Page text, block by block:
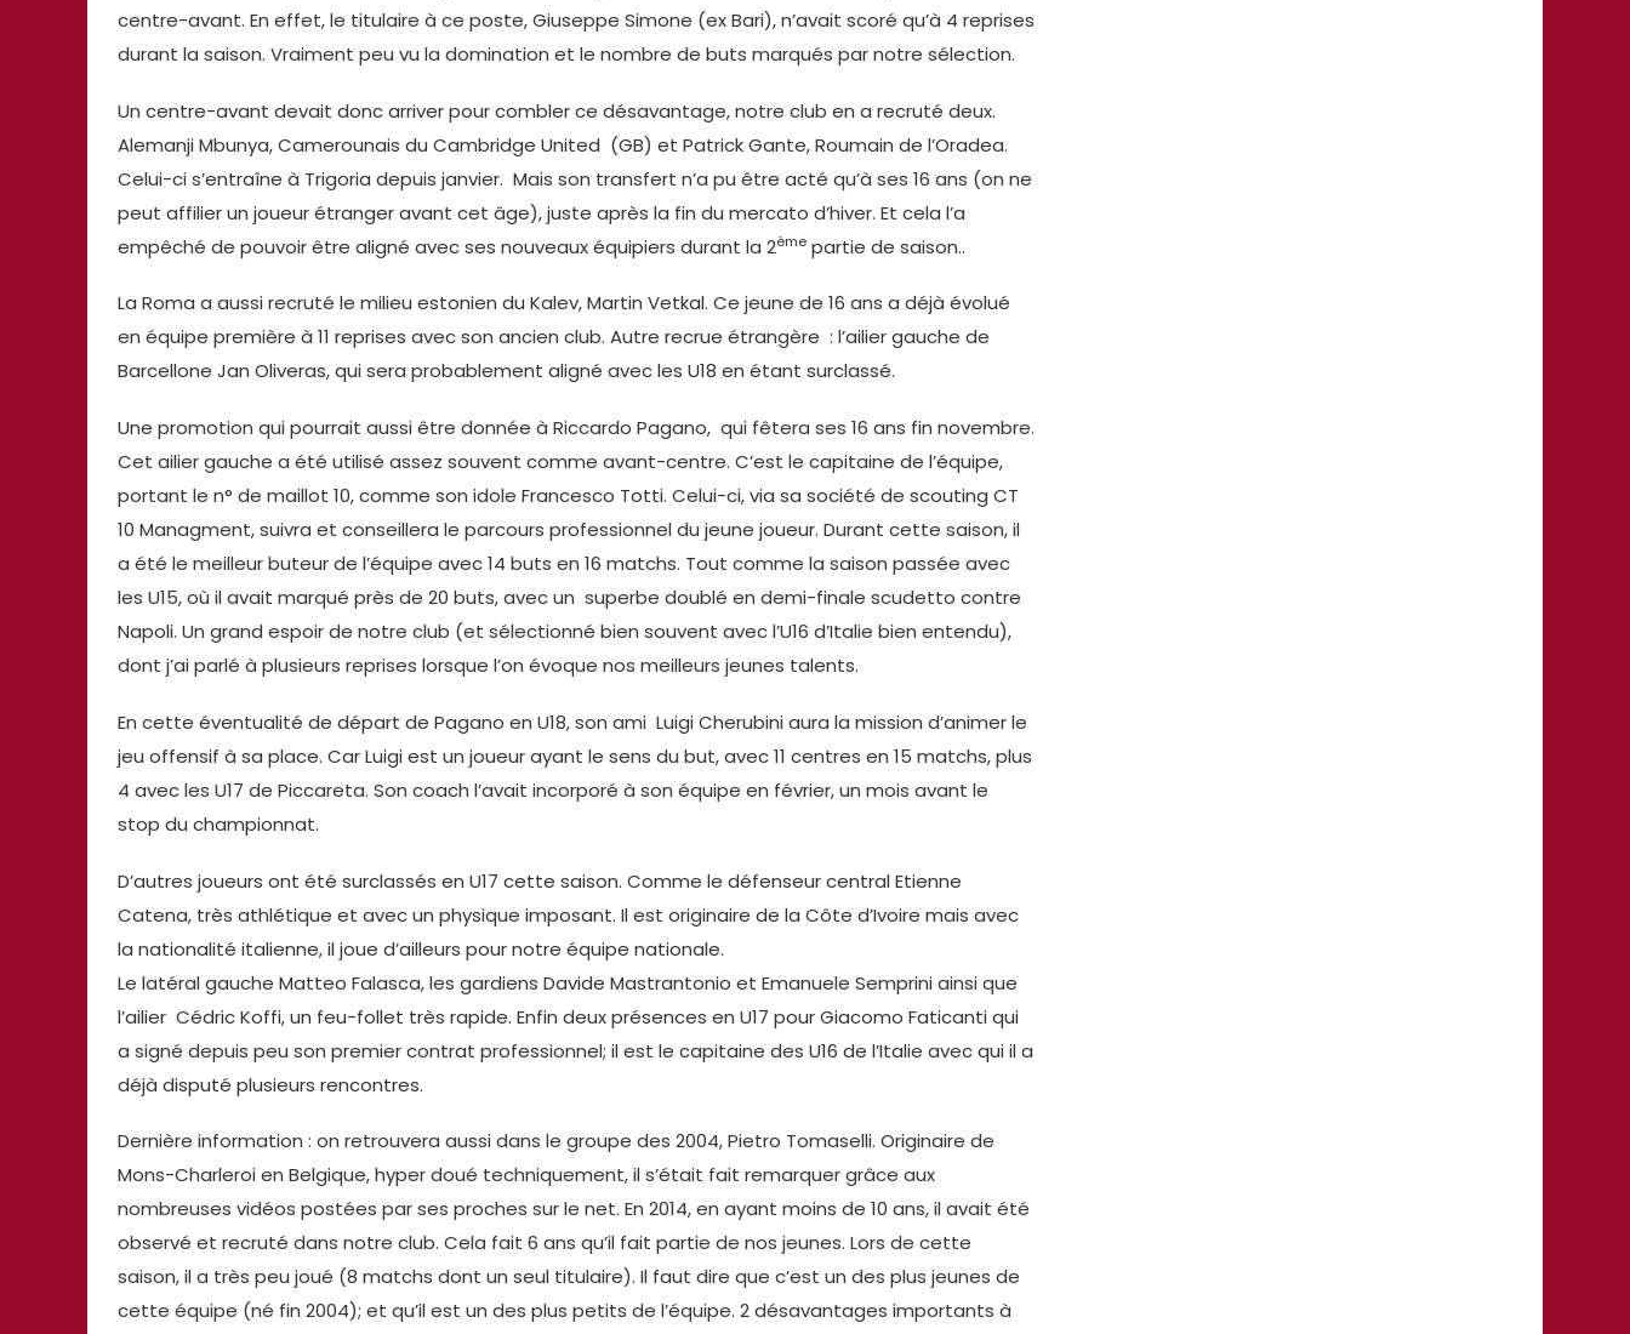
centre-avant. En effet, le titulaire à ce poste, Giuseppe Simone (ex Bari), n’avait scoré qu’à 4 reprises
durant la saison. Vraiment peu vu la domination et le nombre de buts marqués par notre sélection.
Un centre-avant devait donc arriver pour combler ce désavantage, notre club en a recruté deux.
Alemanji Mbunya, Camerounais du Cambridge United (GB) et Patrick Gante, Roumain de l’Oradea.
Celui-ci s’entraîne à Trigoria depuis janvier. Mais son transfert n’a pu être acté qu’à ses 16 ans (on ne
peut affilier un joueur étranger avant cet âge), juste après la fin du mercato d’hiver. Et cela l’a
empêché de pouvoir être aligné avec ses nouveaux équipiers durant la 2ème partie de saison..
La Roma a aussi recruté le milieu estonien du Kalev, Martin Vetkal. Ce jeune de 16 ans a déjà évolué
en équipe première à 11 reprises avec son ancien club. Autre recrue étrangère : l’ailier gauche de
Barcellone Jan Oliveras, qui sera probablement aligné avec les U18 en étant surclassé.
Une promotion qui pourrait aussi être donnée à Riccardo Pagano, qui fêtera ses 16 ans fin novembre.
Cet ailier gauche a été utilisé assez souvent comme avant-centre. C’est le capitaine de l’équipe,
portant le n° de maillot 10, comme son idole Francesco Totti. Celui-ci, via sa société de scouting CT
10 Managment, suivra et conseillera le parcours professionnel du jeune joueur. Durant cette saison, il
a été le meilleur buteur de l’équipe avec 14 buts en 16 matchs. Tout comme la saison passée avec
les U15, où il avait marqué près de 20 buts, avec un superbe doublé en demi-finale scudetto contre
Napoli. Un grand espoir de notre club (et sélectionné bien souvent avec l’U16 d’Italie bien entendu),
dont j’ai parlé à plusieurs reprises lorsque l’on évoque nos meilleurs jeunes talents.
En cette éventualité de départ de Pagano en U18, son ami Luigi Cherubini aura la mission d’animer le
jeu offensif à sa place. Car Luigi est un joueur ayant le sens du but, avec 11 centres en 15 matchs, plus
4 avec les U17 de Piccareta. Son coach l’avait incorporé à son équipe en février, un mois avant le
stop du championnat.
D’autres joueurs ont été surclassés en U17 cette saison. Comme le défenseur central Etienne
Catena, très athlétique et avec un physique imposant. Il est originaire de la Côte d’Ivoire mais avec
la nationalité italienne, il joue d’ailleurs pour notre équipe nationale.
Le latéral gauche Matteo Falasca, les gardiens Davide Mastrantonio et Emanuele Semprini ainsi que
l’ailier Cédric Koffi, un feu-follet très rapide. Enfin deux présences en U17 pour Giacomo Faticanti qui
a signé depuis peu son premier contrat professionnel; il est le capitaine des U16 de l’Italie avec qui il a
déjà disputé plusieurs rencontres.
Dernière information : on retrouvera aussi dans le groupe des 2004, Pietro Tomaselli. Originaire de
Mons-Charleroi en Belgique, hyper doué techniquement, il s’était fait remarquer grâce aux
nombreuses vidéos postées par ses proches sur le net. En 2014, en ayant moins de 10 ans, il avait été
observé et recruté dans notre club. Cela fait 6 ans qu’il fait partie de nos jeunes. Lors de cette
saison, il a très peu joué (8 matchs dont un seul titulaire). Il faut dire que c’est un des plus jeunes de
cette équipe (né fin 2004); et qu’il est un des plus petits de l’équipe. 2 désavantages importants à